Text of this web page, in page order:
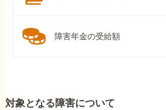
障害年金の受給額
対象となる障害について